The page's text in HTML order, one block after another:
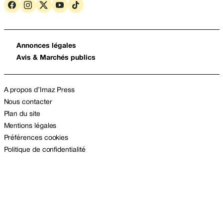
Annonces légales
Avis & Marchés publics
A propos d’Imaz Press
Nous contacter
Plan du site
Mentions légales
Préférences cookies
Politique de confidentialité